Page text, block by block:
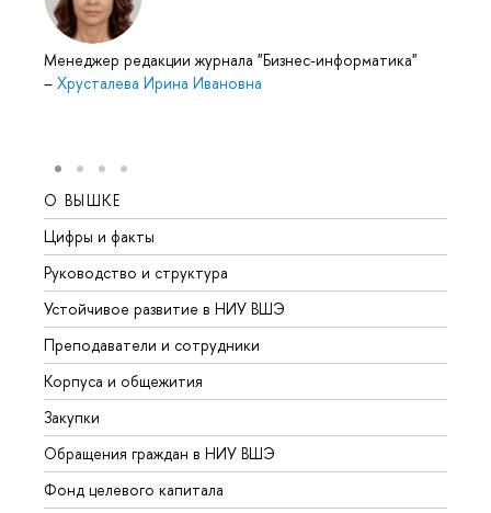
Менеджер редакции журнала "Бизнес-информатика"
– Хрусталева Ирина Ивановна
О ВЫШКЕ
Цифры и факты
Руководство и структура
Устойчивое развитие в НИУ ВШЭ
Преподаватели и сотрудники
Корпуса и общежития
Закупки
Обращения граждан в НИУ ВШЭ
Фонд целевого капитала